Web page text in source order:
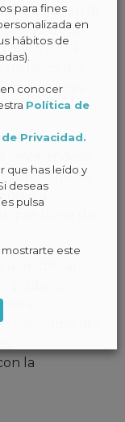
en la
de la
(LSSI-
usuarios del
condiciones
web
de las
a
que fuera de
a modificar
conocimiento
la
para fines
en
hábitos de
conocer
Política de
Privacidad.
que has leído y
deseas
pulsa
este